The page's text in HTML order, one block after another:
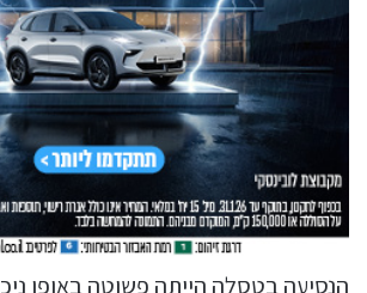
הנסיעה בטסלה הייתה פשוטה באופן